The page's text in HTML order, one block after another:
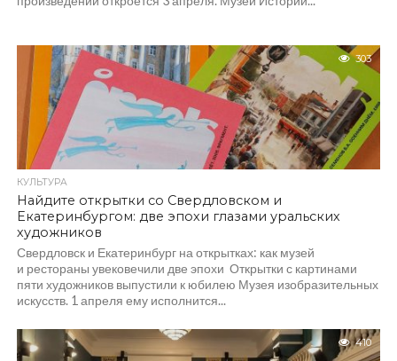
303
КУЛЬТУРА
Найдите открытки со Свердловском и
Екатеринбургом: две эпохи глазами уральских
художников
Свердловск и Екатеринбург на открытках: как музей
и рестораны увековечили две эпохи Открытки с картинами
пяти художников выпустили к юбилею Музея изобразительных
искусств. 1 апреля ему исполнится...
410